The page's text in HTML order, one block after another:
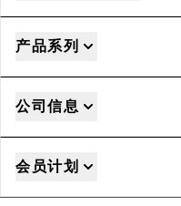
产品系列
公司信息
会员计划